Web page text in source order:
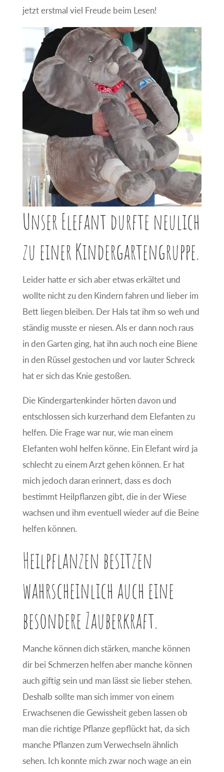
jetzt erstmal viel Freude beim Lesen!
Unser Elefant durfte neulich
zu einer Kindergartengruppe.
Leider hatte er sich aber etwas erkältet und
wollte nicht zu den Kindern fahren und lieber im
Bett liegen bleiben. Der Hals tat ihm so weh und
ständig musste er niesen. Als er dann noch raus
in den Garten ging, hat ihn auch noch eine Biene
in den Rüssel gestochen und vor lauter Schreck
hat er sich das Knie gestoßen.
Die Kindergartenkinder hörten davon und
entschlossen sich kurzerhand dem Elefanten zu
helfen. Die Frage war nur, wie man einem
Elefanten wohl helfen könne. Ein Elefant wird ja
schlecht zu einem Arzt gehen können. Er hat
mich jedoch daran erinnert, dass es doch
bestimmt Heilpflanzen gibt, die in der Wiese
wachsen und ihm eventuell wieder auf die Beine
helfen können.
Heilpflanzen besitzen
wahrscheinlich auch eine
besondere Zauberkraft.
Manche können dich stärken, manche können
dir bei Schmerzen helfen aber manche können
auch giftig sein und man lässt sie lieber stehen.
Deshalb sollte man sich immer von einem
Erwachsenen die Gewissheit geben lassen ob
man die richtige Pflanze gepflückt hat, da sich
manche Pflanzen zum Verwechseln ähnlich
sehen. Ich konnte mich zwar noch wage an ein